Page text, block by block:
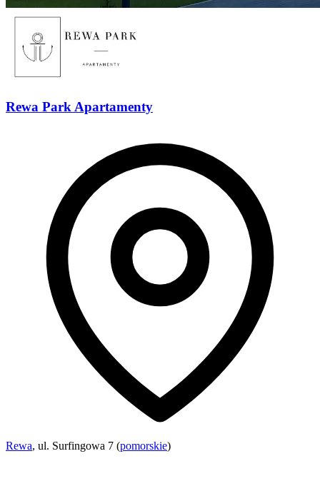
Rewa Park Apartamenty
Rewa, ul. Surfingowa 7 (pomorskie)